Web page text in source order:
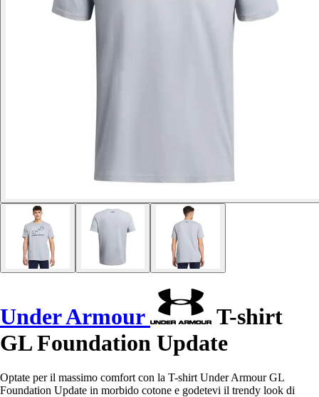
Under Armour
T-shirt
GL Foundation Update
Optate per il massimo comfort con la T-shirt Under Armour GL
Foundation Update in morbido cotone e godetevi il trendy look di